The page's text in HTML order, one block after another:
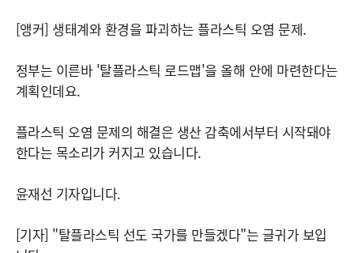
[앵커] 생태계와 환경을 파괴하는 플라스틱 오염 문제.
정부는 이른바 '탈플라스틱 로드맵'을 올해 안에 마련한다는
계획인데요.
플라스틱 오염 문제의 해결은 생산 감축에서부터 시작돼야
한다는 목소리가 커지고 있습니다.
윤재선 기자입니다.
[기자] "탈플라스틱 선도 국가를 만들겠다"는 글귀가 보입